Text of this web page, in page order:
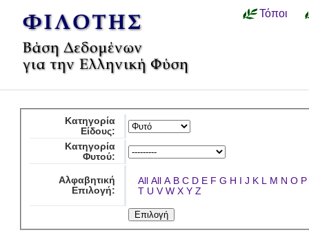
Τόποι
Κατηγορία
Είδους:
Κατηγορία
Φυτού:
Αλφαβητική
Επιλογή:
All All A B C D E F G H I J K L M N O P
T U V W X Y Z